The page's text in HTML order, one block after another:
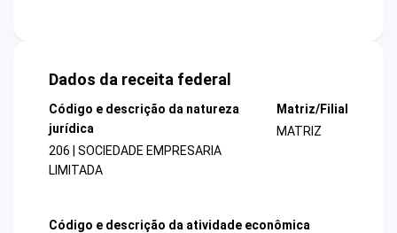
Dados da receita federal
Código e descrição da natureza
jurídica
206 | SOCIEDADE EMPRESARIA
LIMITADA
Matriz/Filial
MATRIZ
Código e descrição da atividade econômica